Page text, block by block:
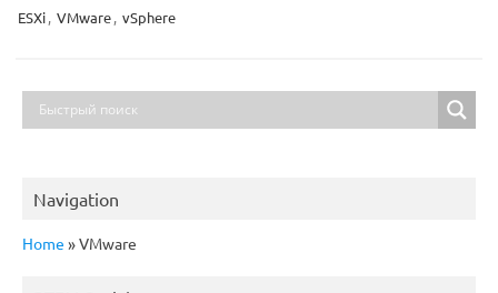
ESXi, VMware, vSphere
Navigation
Home »VMware